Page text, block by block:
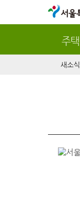
서울
주택
새소식